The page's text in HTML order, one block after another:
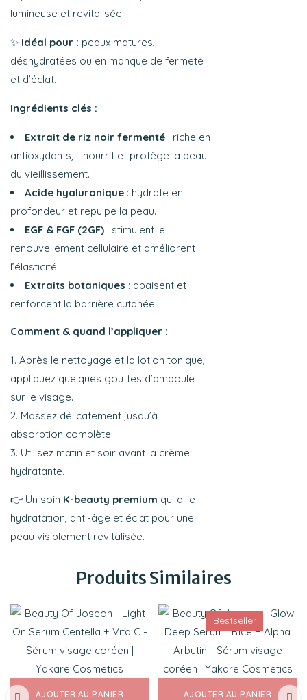
lumineuse et revitalisée.
✨ Idéal pour : peaux matures,
déshydratées ou en manque de fermeté
et d’éclat.
Ingrédients clés :
Extrait de riz noir fermenté : riche en
antioxydants, il nourrit et protège la peau
du vieillissement.
Acide hyaluronique : hydrate en
profondeur et repulpe la peau.
EGF & FGF (2GF) : stimulent le
renouvellement cellulaire et améliorent
l’élasticité.
Extraits botaniques : apaisent et
renforcent la barrière cutanée.
Comment & quand l’appliquer :
Après le nettoyage et la lotion tonique,
appliquez quelques gouttes d’ampoule
sur le visage.
Massez délicatement jusqu’à
absorption complète.
Utilisez matin et soir avant la crème
hydratante.
👉 Un soin K-beauty premium qui allie
hydratation, anti-âge et éclat pour une
peau visiblement revitalisée.
Produits Similaires
AJOUTER AU PANIER
Bestseller
AJOUTER AU PANIER